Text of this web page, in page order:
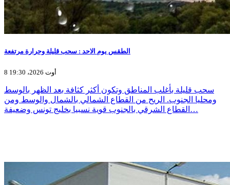
الطقس يوم الاحد : سحب قليلة وحرارة مرتفعة
8 أوت 2026، 19:30
سحب قليلة بأغلب المناطق وتكون أكثر كثافة بعد الظهر بالوسط
ومحليا الجنوب. الريح من القطاع الشمالي بالشمال والوسط ومن
القطاع الشرقي بالجنوب قوية نسبيا بخليج تونس وضعيفة…